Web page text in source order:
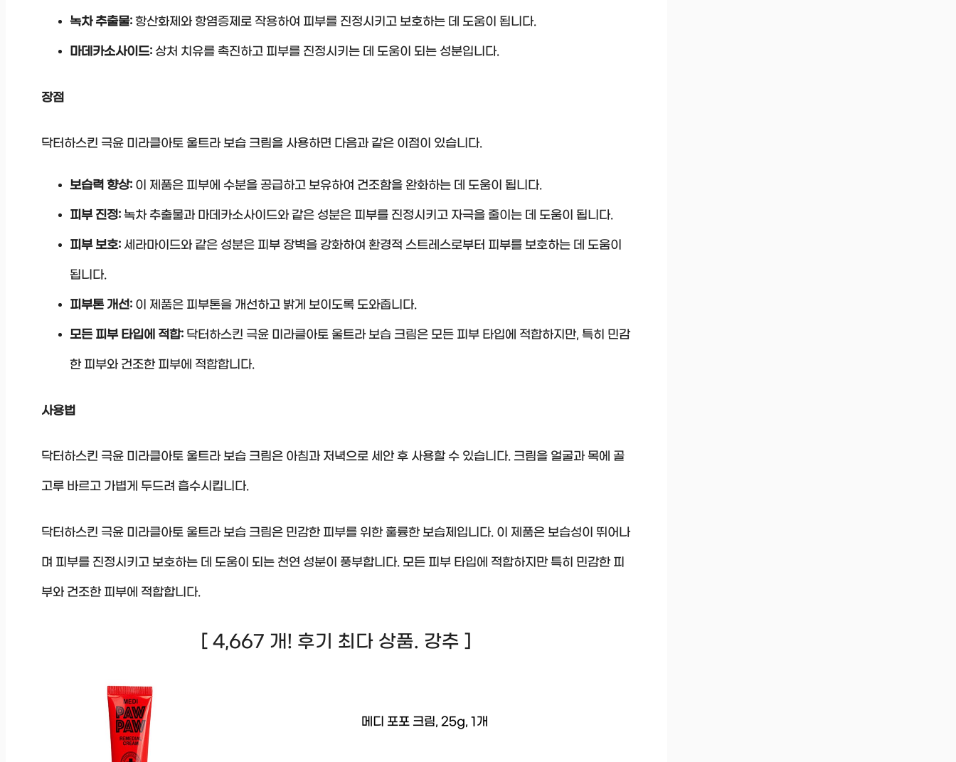
녹차 추출물: 항산화제와 항염증제로 작용하여 피부를 진정시키고 보호하는 데 도움이 됩니다.
마데카소사이드: 상처 치유를 촉진하고 피부를 진정시키는 데 도움이 되는 성분입니다.
장점
닥터하스킨 극윤 미라클아토 울트라 보습 크림을 사용하면 다음과 같은 이점이 있습니다.
보습력 향상: 이 제품은 피부에 수분을 공급하고 보유하여 건조함을 완화하는 데 도움이 됩니다.
피부 진정: 녹차 추출물과 마데카소사이드와 같은 성분은 피부를 진정시키고 자극을 줄이는 데 도움이 됩니다.
피부 보호: 세라마이드와 같은 성분은 피부 장벽을 강화하여 환경적 스트레스로부터 피부를 보호하는 데 도움이
됩니다.
피부톤 개선: 이 제품은 피부톤을 개선하고 밝게 보이도록 도와줍니다.
모든 피부 타입에 적합: 닥터하스킨 극윤 미라클아토 울트라 보습 크림은 모든 피부 타입에 적합하지만, 특히 민감
한 피부와 건조한 피부에 적합합니다.
사용법
닥터하스킨 극윤 미라클아토 울트라 보습 크림은 아침과 저녁으로 세안 후 사용할 수 있습니다. 크림을 얼굴과 목에 골
고루 바르고 가볍게 두드려 흡수시킵니다.
닥터하스킨 극윤 미라클아토 울트라 보습 크림은 민감한 피부를 위한 훌륭한 보습제입니다. 이 제품은 보습성이 뛰어나
며 피부를 진정시키고 보호하는 데 도움이 되는 천연 성분이 풍부합니다. 모든 피부 타입에 적합하지만 특히 민감한 피
부와 건조한 피부에 적합합니다.
[ 4,667 개! 후기 최다 상품. 강추 ]
메디 포포 크림, 25g, 1개